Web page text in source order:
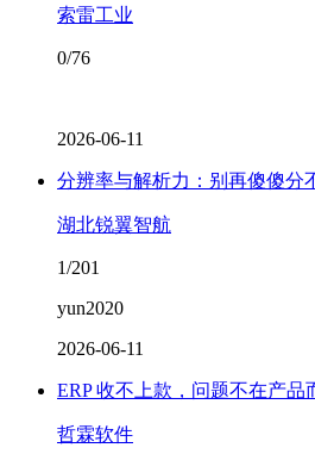
索雷工业
0/76
2026-06-11
分辨率与解析力：别再傻傻分
湖北锐翼智航
1/201
yun2020
2026-06-11
ERP 收不上款，问题不在产品
哲霖软件